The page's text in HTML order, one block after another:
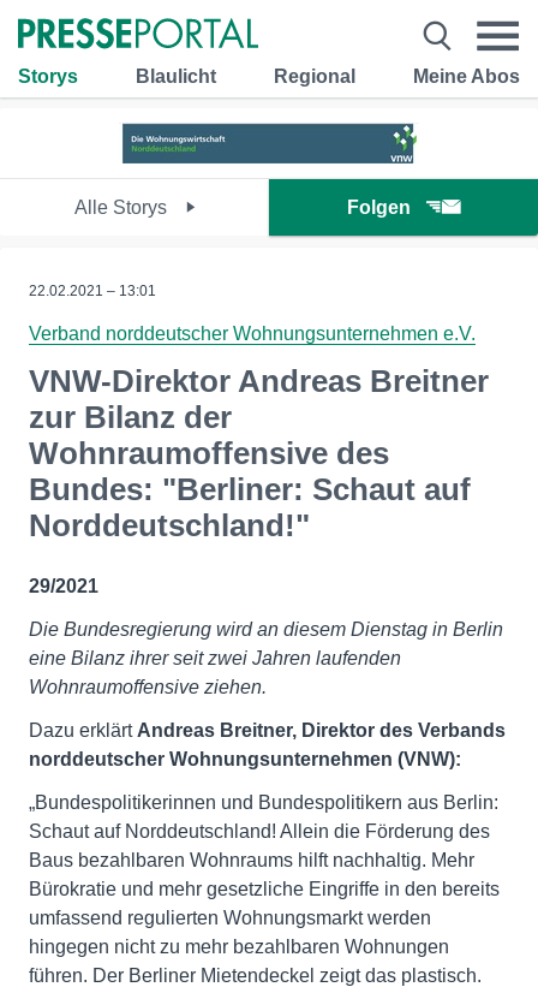
Storys Blaulicht Regional Meine Abos
Alle Storys Folgen
22.02.2021 – 13:01
Verband norddeutscher Wohnungsunternehmen e.V.
VNW-Direktor Andreas Breitner
zur Bilanz der
Wohnraumoffensive des
Bundes: "Berliner: Schaut auf
Norddeutschland!"
29/2021
Die Bundesregierung wird an diesem Dienstag in Berlin
eine Bilanz ihrer seit zwei Jahren laufenden
Wohnraumoffensive ziehen.
Dazu erklärt Andreas Breitner, Direktor des Verbands
norddeutscher Wohnungsunternehmen (VNW):
„Bundespolitikerinnen und Bundespolitikern aus Berlin:
Schaut auf Norddeutschland! Allein die Förderung des
Baus bezahlbaren Wohnraums hilft nachhaltig. Mehr
Bürokratie und mehr gesetzliche Eingriffe in den bereits
umfassend regulierten Wohnungsmarkt werden
hingegen nicht zu mehr bezahlbaren Wohnungen
führen. Der Berliner Mietendeckel zeigt das plastisch.